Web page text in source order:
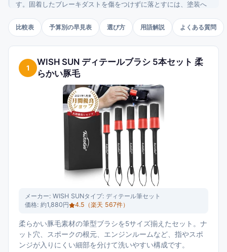
す。固着したブレーキダストを傷をつけずに落とすには、塗装へ
対象に合わせて選びやすいよう整理しました。
比較表 予算別の早見表 選び方 用語解説 よくある質問
1
WISH SUN ディテールブラシ 5本セット 柔
らかい豚毛
メーカー: WISH SUNタイプ: ディテール筆セット
価格: 約1,880円 4.5 （楽天 567件）
柔らかい豚毛素材の筆型ブラシを5サイズ揃えたセット。ナ
ット穴、スポークの根元、エンジンルームなど、指やスポ
ンジが入りにくい細部を分けて洗いやすい構成です。